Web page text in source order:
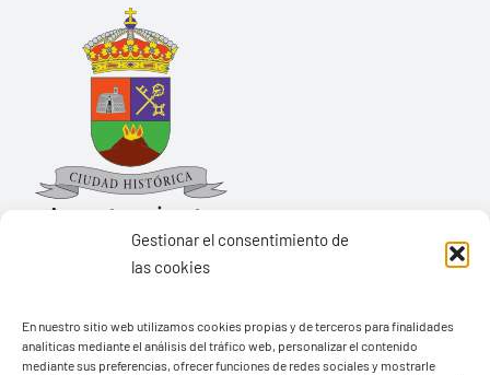
Gestionar el consentimiento de
las cookies
En nuestro sitio web utilizamos cookies propias y de terceros para finalidades
analíticas mediante el análisis del tráfico web, personalizar el contenido
mediante sus preferencias, ofrecer funciones de redes sociales y mostrarle
Pza. de Los Remedios, 1
35570 – Yaiza